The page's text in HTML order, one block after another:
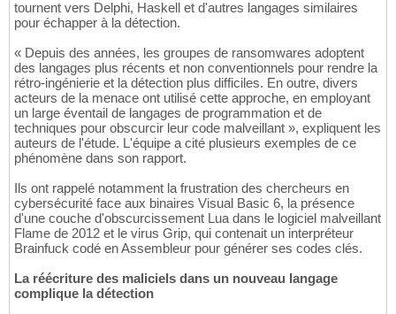
tournent vers Delphi, Haskell et d'autres langages similaires
pour échapper à la détection.
« Depuis des années, les groupes de ransomwares adoptent
des langages plus récents et non conventionnels pour rendre la
rétro-ingénierie et la détection plus difficiles. En outre, divers
acteurs de la menace ont utilisé cette approche, en employant
un large éventail de langages de programmation et de
techniques pour obscurcir leur code malveillant », expliquent les
auteurs de l'étude. L'équipe a cité plusieurs exemples de ce
phénomène dans son rapport.
Ils ont rappelé notamment la frustration des chercheurs en
cybersécurité face aux binaires Visual Basic 6, la présence
d'une couche d'obscurcissement Lua dans le logiciel malveillant
Flame de 2012 et le virus Grip, qui contenait un interpréteur
Brainfuck codé en Assembleur pour générer ses codes clés.
La réécriture des maliciels dans un nouveau langage
complique la détection